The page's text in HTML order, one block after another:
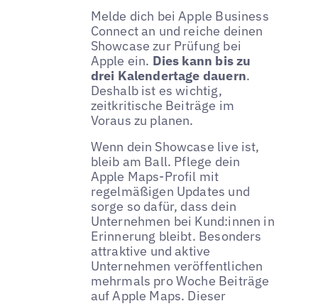
Melde dich bei Apple Business
Connect an und reiche deinen
Showcase zur Prüfung bei
Apple ein. Dies kann bis zu
drei Kalendertage dauern.
Deshalb ist es wichtig,
zeitkritische Beiträge im
Voraus zu planen.
Wenn dein Showcase live ist,
bleib am Ball. Pflege dein
Apple Maps-Profil mit
regelmäßigen Updates und
sorge so dafür, dass dein
Unternehmen bei Kund:innen in
Erinnerung bleibt. Besonders
attraktive und aktive
Unternehmen veröffentlichen
mehrmals pro Woche Beiträge
auf Apple Maps. Dieser